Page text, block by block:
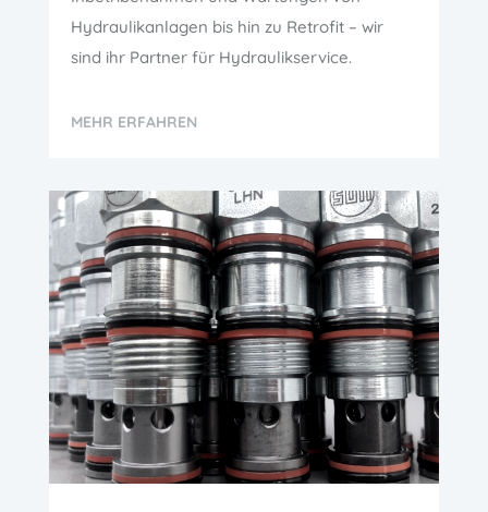
Hydraulikanlagen bis hin zu Retrofit – wir
sind ihr Partner für Hydraulikservice.
MEHR ERFAHREN